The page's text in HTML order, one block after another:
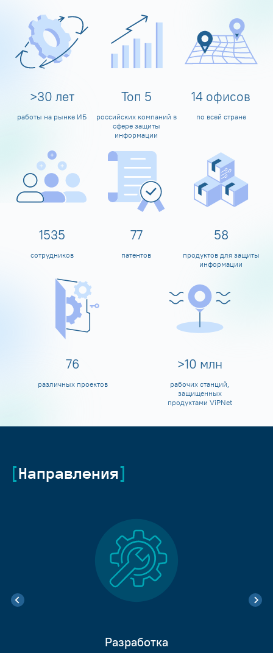
>30 лет
работы на рынке ИБ
Топ 5
российских компаний в
сфере защиты
информации
14 офисов
по всей стране
1600
сотрудников
80
патентов
60
продуктов для защиты
информации
80
различных проектов
>10 млн
рабочих станций,
защищенных
продуктами ViPNet
Направления
Разработка